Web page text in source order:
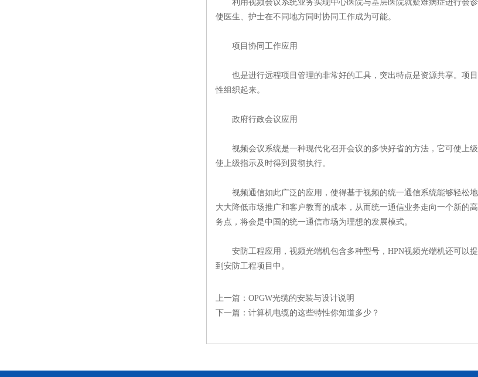
利用视频会议系统业务实现中心医院与基层医院就疑难病症进行会
使医生、护士在不同地方同时协同工作成为可能。
项目协同工作应用
也是进行远程项目管理的非常好的工具，突出特点是资源共享。项
性组织起来。
政府行政会议应用
视频会议系统是一种现代化召开会议的多快好省的方法，它可使上级
使上级指示及时得到贯彻执行。
视频通信如此广泛的应用，使得基于视频的统一通信系统能够轻松
大大降低市场推广和客户教育的成本，从而统一通信业务走向一个新的
务点，将会是中国的统一通信市场为理想的发展模式。
安防工程应用，视频光端机包含多种型号，HPN视频光端机还可以
到安防工程项目中。
上一篇： OPGW光缆的安装与设计说明
下一篇： 计算机电缆的这些特性你知道多少？